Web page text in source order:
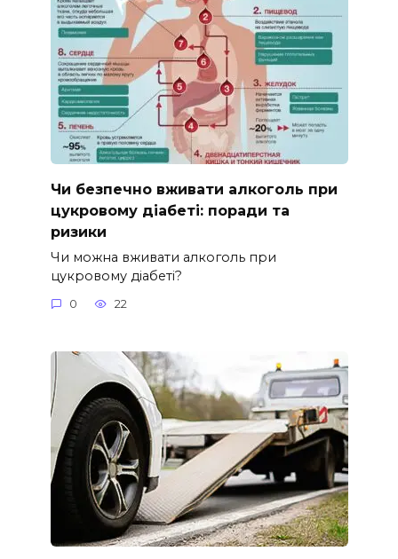
Чи безпечно вживати алкоголь при
цукровому діабеті: поради та
ризики
Чи можна вживати алкоголь при
цукровому діабеті?
0 22